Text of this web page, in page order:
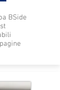
BSide